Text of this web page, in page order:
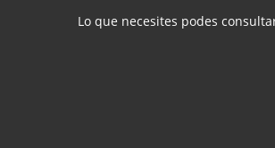
Lo que necesites podes